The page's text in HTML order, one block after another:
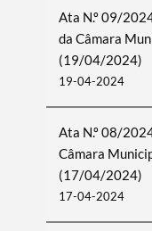
Ata N.º 09/
da Câmara
(19/04/2024)
19-04-2024
Ata N.º 08/
Câmara
(17/04/2024)
17-04-2024